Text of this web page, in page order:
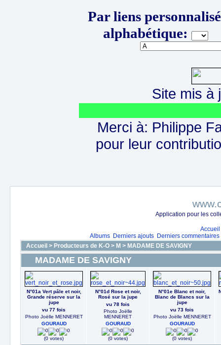
Par liens
alphabétique:
Site mis à
Merci à: Philippe
pour leur
Application pour les
Accueil
Albums Derniers ajouts Derniers commentaires
Accueil > Producteurs de K-O > M > MADAME DE SAVIGNY
MADAME DE SAVIGNY
N°01a Vert pâle et noir,
Grande réserve sur la
jupe
vu 77 fois
Photo Joëlle MENNERET
GOURAUD
(0 votes)
N°01d Rose et noir,
Rosé sur la jupe
vu 78 fois
Photo Joëlle
MENNERET
GOURAUD
(0 votes)
N°01e Blanc et noir,
Blanc de Blancs sur la
jupe
vu 73 fois
Photo Joëlle MENNERET
GOURAUD
(0 votes)